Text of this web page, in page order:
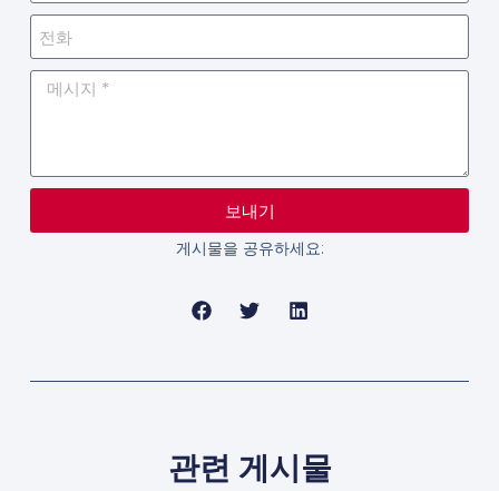
보내기
게시물을 공유하세요:
관련 게시물